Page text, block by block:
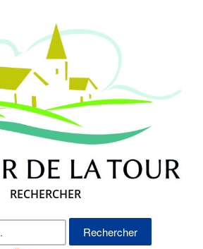
RECHERCHER
Rechercher :